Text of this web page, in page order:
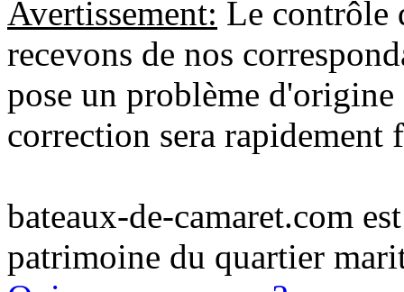
Avertissement: Le contrôle
recevons de nos
pose un problème
correction sera rapidement
bateaux-de-camaret.com
patrimoine du quartier